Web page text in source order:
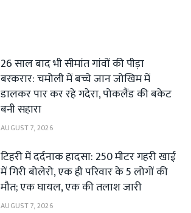
26 साल बाद भी सीमांत गांवों की पीड़ा
बरकरार: चमोली में बच्चे जान जोखिम में
डालकर पार कर रहे गदेरा, पोकलैंड की बकेट
बनी सहारा
AUGUST 7, 2026
टिहरी में दर्दनाक हादसा: 250 मीटर गहरी खाई
में गिरी बोलेरो, एक ही परिवार के 5 लोगों की
मौत; एक घायल, एक की तलाश जारी
AUGUST 7, 2026